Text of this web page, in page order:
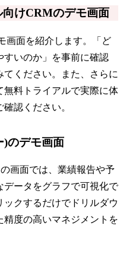
けCRMのデモ画面
画面を紹介します。「ど
すいのか」を事前に確認
てください。また、さらに
料トライアルで実際に体
認ください。
)のデモ画面
の画面では、業績報告や予
ータをグラフで可視化で
クするだけでドリルダウ
精度の高いマネジメントを